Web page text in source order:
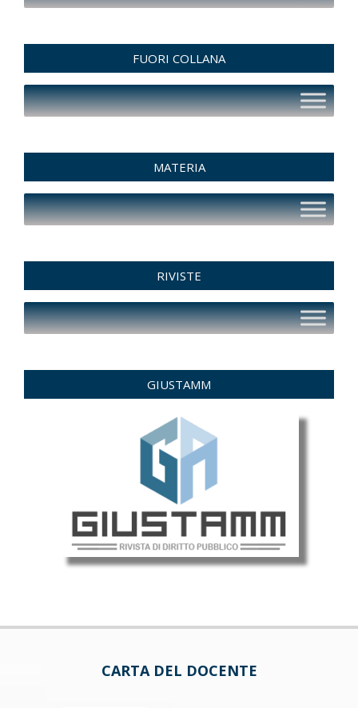
FUORI COLLANA
MATERIA
RIVISTE
GIUSTAMM
CARTA DEL DOCENTE